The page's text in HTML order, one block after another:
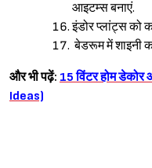
आइटम्स बनाएं.
इंडोर प्लांट्स
बेडरूम में शाइनी
और भी पढ़ें: 15 विंटर होम
Ideas)